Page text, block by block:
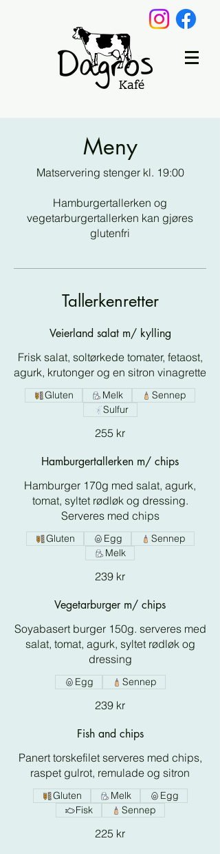
Meny
Matservering stenger kl. 19:00
Hamburgertallerken og
vegetarburgertallerken kan gjøres
glutenfri
Tallerkenretter
Veierland salat m/ kylling
Frisk salat, soltørkede tomater, fetaost,
agurk, krutonger og en sitron vinagrette
255 kr
Gluten Melk
Sennep
Sulfur
Hamburgertallerken m/ chips
Hamburger 170g med salat, agurk,
tomat, syltet rødløk og dressing.
Serveres med chips
239 kr
Gluten Egg
Sennep
Melk
Vegetarburger m/ chips
Soyabasert burger 150g. serveres med
salat, tomat, agurk, syltet rødløk og
dressing
239 kr
Egg Sennep
Fish and chips
Panert torskefilet serveres med chips,
225 kr
Gluten Melk
Egg
Fisk
Sennep